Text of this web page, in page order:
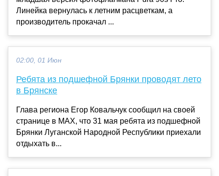
Линейка вернулась к летним расцветкам, а
производитель прокачал ...
02:00, 01 Июн
Ребята из подшефной Брянки проводят лето
в Брянске
Глава региона Егор Ковальчук сообщил на своей
странице в МАХ, что 31 мая ребята из подшефной
Брянки Луганской Народной Республики приехали
отдыхать в...